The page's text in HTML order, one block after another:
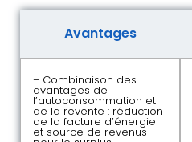
Avantages
– Combinaison des
avantages de
l’autoconsommation et
de la revente : réduction
de la facture d’énergie
et source de revenus